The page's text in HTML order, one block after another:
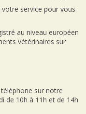
service pour vous
au niveau européen
vétérinaires sur
sur notre
de 10h à 11h et de 14h